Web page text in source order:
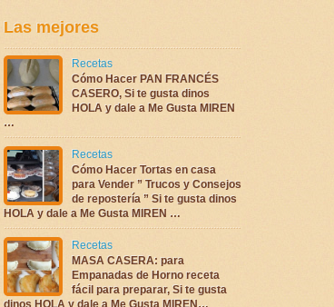
Las mejores
Recetas
Cómo Hacer PAN FRANCÉS
CASERO, Si te gusta dinos
HOLA y dale a Me Gusta MIREN
…
Recetas
Cómo Hacer Tortas en casa
para Vender ” Trucos y Consejos
de repostería ” Si te gusta dinos
HOLA y dale a Me Gusta MIREN …
Recetas
MASA CASERA: para
Empanadas de Horno receta
fácil para preparar, Si te gusta
dinos HOLA y dale a Me Gusta MIREN…